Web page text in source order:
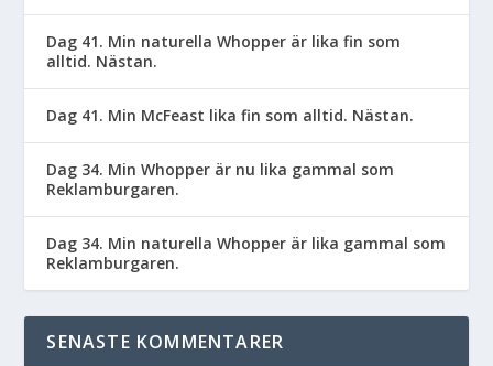
Dag 41. Min naturella Whopper är lika fin som
alltid. Nästan.
Dag 41. Min McFeast lika fin som alltid. Nästan.
Dag 34. Min Whopper är nu lika gammal som
Reklamburgaren.
Dag 34. Min naturella Whopper är lika gammal som
Reklamburgaren.
SENASTE KOMMENTARER